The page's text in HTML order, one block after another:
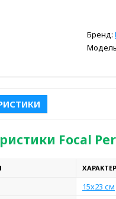
Бренд:
Focal
15х23 см